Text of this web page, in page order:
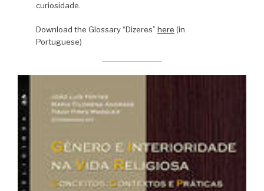
curiosidade.
Download the Glossary “Dizeres”here (in
Portuguese)